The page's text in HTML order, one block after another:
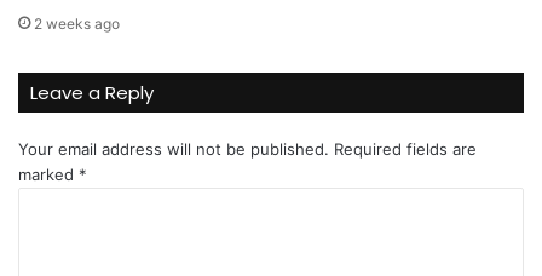
2 weeks ago
Leave a Reply
Your email address will not be published. Required fields are
marked *